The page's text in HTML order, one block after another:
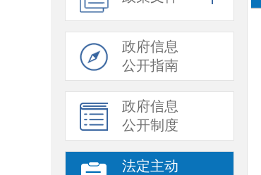
政府信息
公开指南
政府信息
公开制度
法定主动